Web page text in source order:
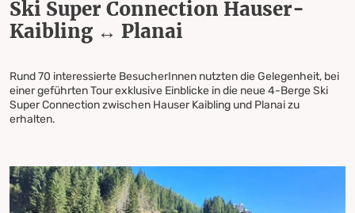
Ski Super Connection Hauser-
Kaibling ↔ Planai
Rund 70 interessierte BesucherInnen nutzten die Gelegenheit, bei
einer geführten Tour exklusive Einblicke in die neue 4-Berge Ski
Super Connection zwischen Hauser Kaibling und Planai zu
erhalten.